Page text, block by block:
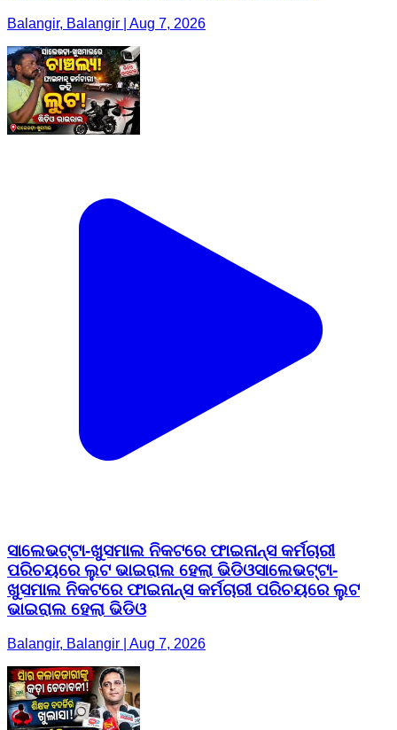
Balangir, Balangir | Aug 7, 2026
ସାଲେଭଟ୍ଟା-ଖୁସମାଲ ନିକଟରେ ଫାଇନାନ୍ସ କର୍ମଚାରୀ
ପରିଚୟରେ ଲୁଟ ଭାଇରାଲ ହେଲା ଭିଡିଓସାଲେଭଟ୍ଟା-
ଖୁସମାଲ ନିକଟରେ ଫାଇନାନ୍ସ କର୍ମଚାରୀ ପରିଚୟରେ ଲୁଟ
ଭାଇରାଲ ହେଲା ଭିଡିଓ
Balangir, Balangir | Aug 7, 2026